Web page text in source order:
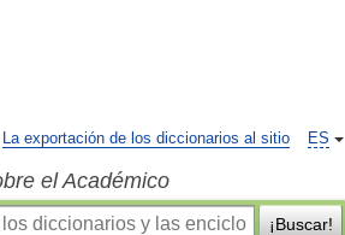
ES
La exportación de los diccionarios al sitio
el Académico
¡Buscar!